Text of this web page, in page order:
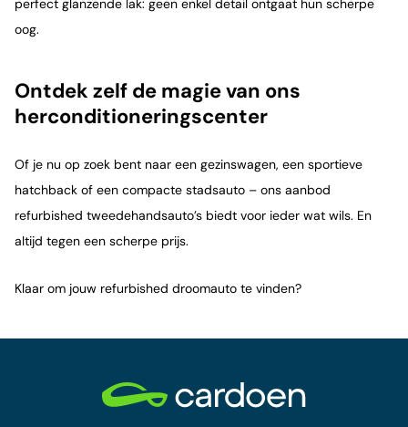
perfect glanzende lak: geen enkel detail ontgaat hun scherpe
oog.
Ontdek zelf de magie van ons
herconditioneringscenter
Of je nu op zoek bent naar een gezinswagen, een sportieve
hatchback of een compacte stadsauto – ons aanbod
refurbished tweedehandsauto’s biedt voor ieder wat wils. En
altijd tegen een scherpe prijs.
Klaar om jouw refurbished droomauto te vinden?